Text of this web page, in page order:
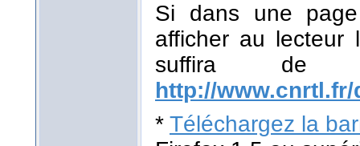
Si dans une
afficher au lecteur
suffira de
http://
* Téléchargez la